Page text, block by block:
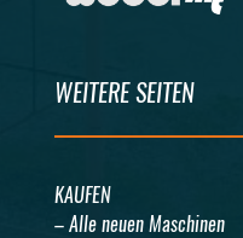
WEITERE SEITEN
KAUFEN
– Alle neuen Maschinen